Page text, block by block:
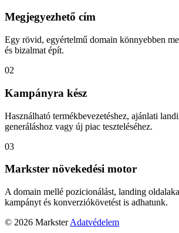
Megjegyezhető cím
Egy rövid, egyértelmű domain könnyebben
és bizalmat épít.
02
Kampányra kész
Használható termékbevezetéshez, ajánlati
generáláshoz vagy új piac teszteléséhez.
03
Markster növekedési motor
A domain mellé pozicionálást, landing
kampányt és konverziókövetést is adhatunk.
© 2026 Markster Adatvédelem